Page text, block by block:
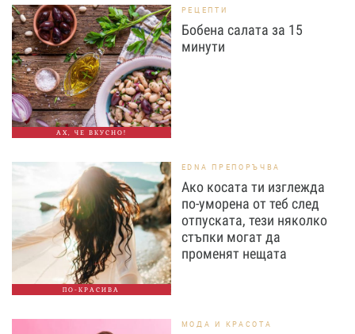
АХ, ЧЕ ВКУСНО!
РЕЦЕПТИ
Бобена салата за 15
минути
ПО-КРАСИВА
EDNA ПРЕПОРЪЧВА
Ако косата ти изглежда
по-уморена от теб след
отпуската, тези няколко
стъпки могат да
променят нещата
МОДА И КРАСОТА